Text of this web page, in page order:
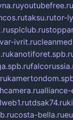
youtubefree.ru
taksu.rutor-
splclub.ru
ivrit.ru
tdsak74.ru
costa-bella.ru